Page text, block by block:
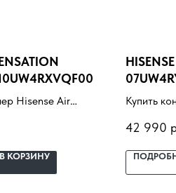
Hisense Air
установкой под
В КОРЗИНУ
Купить
под
42 990